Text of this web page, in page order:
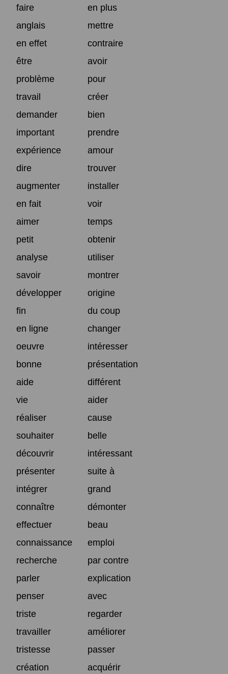
faire
en plus
anglais
mettre
en effet
contraire
être
avoir
problème
pour
travail
créer
demander
bien
important
prendre
expérience
amour
dire
trouver
augmenter
installer
en fait
voir
aimer
temps
petit
obtenir
analyse
utiliser
savoir
montrer
développer
origine
fin
du coup
en ligne
changer
oeuvre
intéresser
bonne
présentation
aide
différent
vie
aider
réaliser
cause
souhaiter
belle
découvrir
intéressant
présenter
suite à
intégrer
grand
connaître
démonter
effectuer
beau
connaissance
emploi
recherche
par contre
parler
explication
penser
avec
triste
regarder
travailler
améliorer
tristesse
passer
création
acquérir